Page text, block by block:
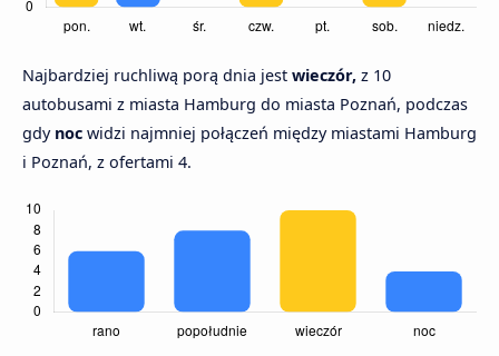
Najbardziej ruchliwą porą dnia jest wieczór, z 10
autobusami z miasta Hamburg do miasta Poznań, podczas
gdy noc widzi najmniej połączeń między miastami Hamburg
i Poznań, z ofertami 4.